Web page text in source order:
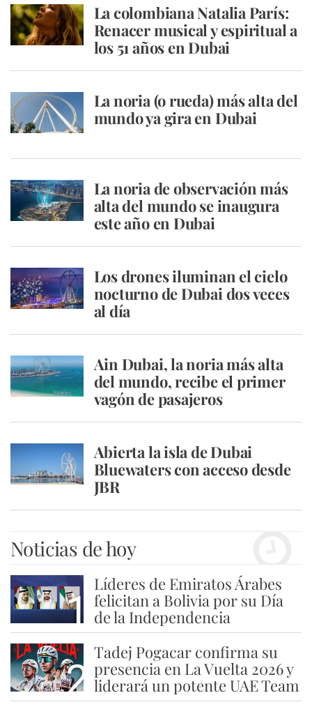
La colombiana Natalia París:
Renacer musical y espiritual a
los 51 años en Dubai
La noria (o rueda) más alta del
mundo ya gira en Dubai
La noria de observación más
alta del mundo se inaugura
este año en Dubai
Los drones iluminan el cielo
nocturno de Dubai dos veces
al día
Ain Dubai, la noria más alta
del mundo, recibe el primer
vagón de pasajeros
Abierta la isla de Dubai
Bluewaters con acceso desde
JBR
Noticias de hoy
1
Líderes de Emiratos Árabes
felicitan a Bolivia por su Día
de la Independencia
2
Tadej Pogacar confirma su
presencia en La Vuelta 2026 y
liderará un potente UAE Team